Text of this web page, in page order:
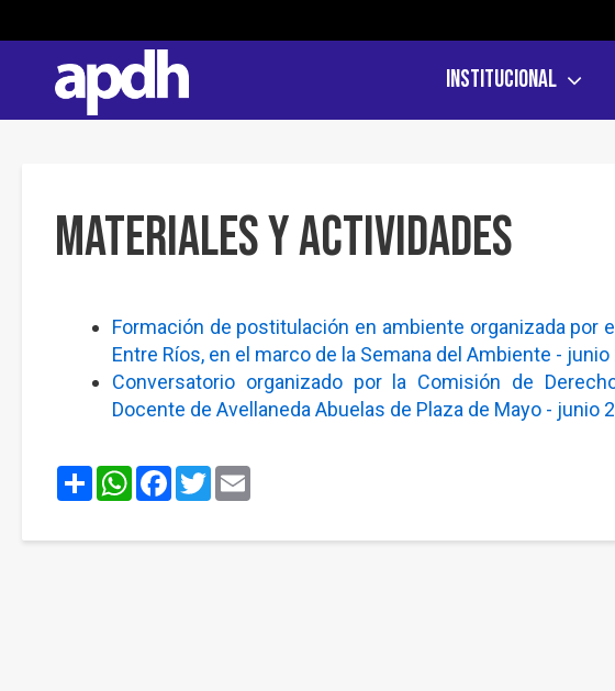
Institucional
Materiales y actividades
Formación de postitulación en ambiente organizada por
Entre Ríos, en el marco de la Semana del Ambiente - junio
Conversatorio organizado por la Comisión de
Docente de Avellaneda Abuelas de Plaza de Mayo - junio
ShareWhatsApp
Facebook
Twitter